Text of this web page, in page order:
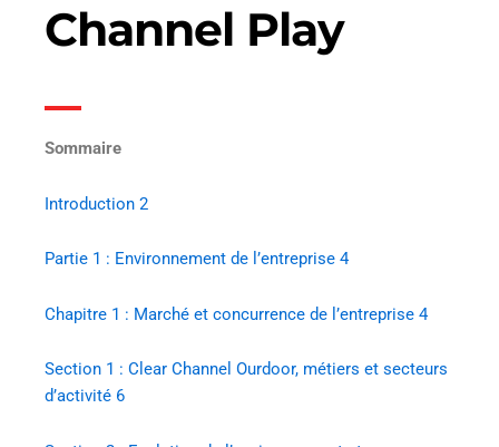
Channel Play
Sommaire
Introduction 2
Partie 1 : Environnement de l’entreprise 4
Chapitre 1 : Marché et concurrence de l’entreprise 4
Section 1 : Clear Channel Ourdoor, métiers et secteurs
d’activité 6